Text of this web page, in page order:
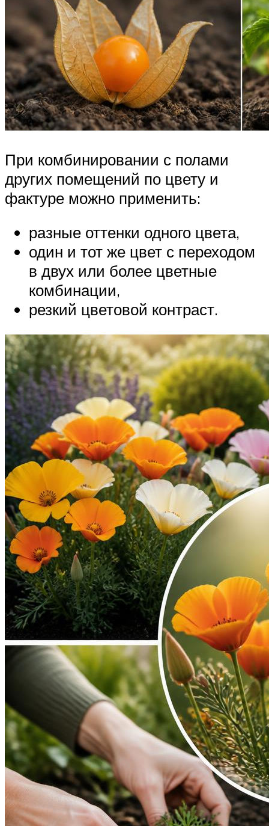
При комбинировании с полами
других помещений по цвету и
фактуре можно применить:
разные оттенки одного цвета,
один и тот же цвет с переходом
в двух или более цветные
комбинации,
резкий цветовой контраст.